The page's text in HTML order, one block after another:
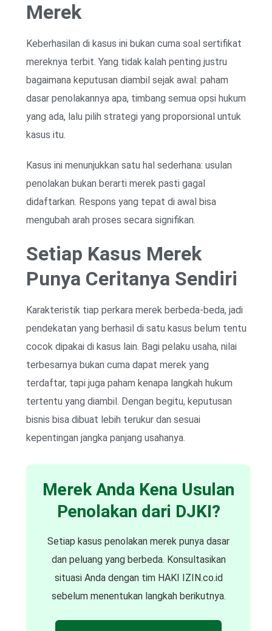
Merek
Keberhasilan di kasus ini bukan cuma soal sertifikat
mereknya terbit. Yang tidak kalah penting justru
bagaimana keputusan diambil sejak awal: paham
dasar penolakannya apa, timbang semua opsi hukum
yang ada, lalu pilih strategi yang proporsional untuk
kasus itu.
Kasus ini menunjukkan satu hal sederhana: usulan
penolakan bukan berarti merek pasti gagal
didaftarkan. Respons yang tepat di awal bisa
mengubah arah proses secara signifikan.
Setiap Kasus Merek
Punya Ceritanya Sendiri
Karakteristik tiap perkara merek berbeda-beda, jadi
pendekatan yang berhasil di satu kasus belum tentu
cocok dipakai di kasus lain. Bagi pelaku usaha, nilai
terbesarnya bukan cuma dapat merek yang
terdaftar, tapi juga paham kenapa langkah hukum
tertentu yang diambil. Dengan begitu, keputusan
bisnis bisa dibuat lebih terukur dan sesuai
kepentingan jangka panjang usahanya.
Merek Anda Kena Usulan
Penolakan dari DJKI?
Setiap kasus penolakan merek punya dasar
dan peluang yang berbeda. Konsultasikan
situasi Anda dengan tim HAKI IZIN.co.id
sebelum menentukan langkah berikutnya.